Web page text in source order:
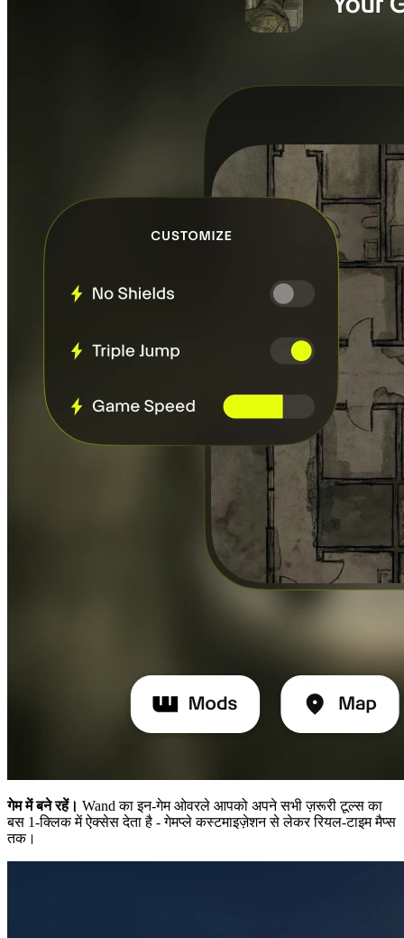
गेम में बने रहें। Wand का इन-गेम ओवरले आपको अपने सभी ज़रूरी टूल्स का
बस 1-क्लिक में ऐक्सेस देता है - गेमप्ले कस्टमाइज़ेशन से लेकर रियल-टाइम मैप्स
तक।